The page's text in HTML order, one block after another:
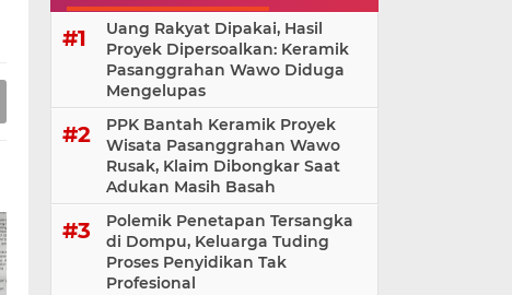
Uang Rakyat Dipakai, Hasil
Proyek Dipersoalkan: Keramik
Pasanggrahan Wawo Diduga
Mengelupas
PPK Bantah Keramik Proyek
Wisata Pasanggrahan Wawo
Rusak, Klaim Dibongkar Saat
Adukan Masih Basah
Polemik Penetapan Tersangka
di Dompu, Keluarga Tuding
Proses Penyidikan Tak
Profesional